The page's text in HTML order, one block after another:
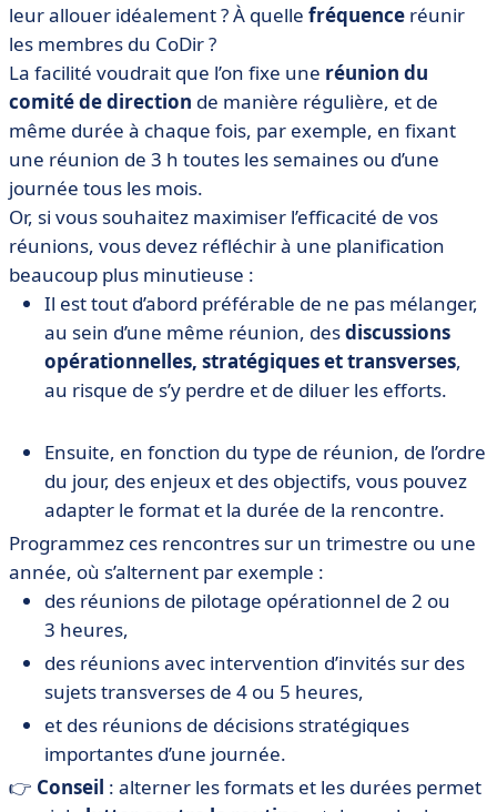
leur allouer idéalement ? À quelle fréquence réunir
les membres du CoDir ?
La facilité voudrait que l’on fixe une réunion du
comité de direction de manière régulière, et de
même durée à chaque fois, par exemple, en fixant
une réunion de 3 h toutes les semaines ou d’une
journée tous les mois.
Or, si vous souhaitez maximiser l’efficacité de vos
réunions, vous devez réfléchir à une planification
beaucoup plus minutieuse :
Il est tout d’abord préférable de ne pas mélanger,
au sein d’une même réunion, desdiscussions
opérationnelles, stratégiques et transverses,
au risque de s’y perdre et de diluer les efforts.
Ensuite, en fonction du type de réunion, de l’ordre
du jour, des enjeux et des objectifs, vous pouvez
adapter le format et la durée de la rencontre.
Programmez ces rencontres sur un trimestre ou une
année, où s’alternent par exemple :
des réunions de pilotage opérationnel de 2 ou
3 heures,
des réunions avec intervention d’invités sur des
sujets transverses de 4 ou 5 heures,
et des réunions de décisions stratégiques
importantes d’une journée.
👉 Conseil : alterner les formats et les durées permet